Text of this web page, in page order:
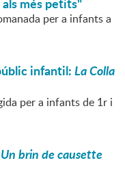
més petits"
per a infants a
infantil:La Colla
per a infants de 1r i
Un brin de causette